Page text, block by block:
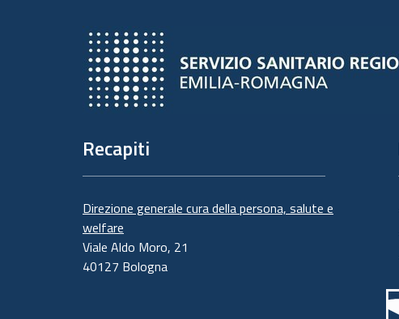
Recapiti
Direzione generale cura della persona, salute e
welfare
Viale Aldo Moro, 21
40127 Bologna